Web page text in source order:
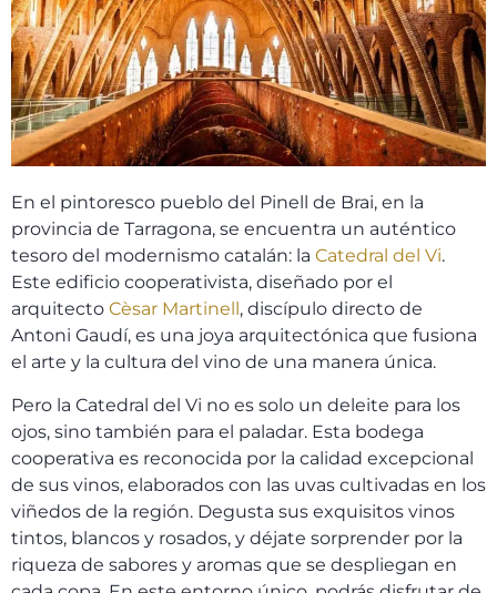
En el pintoresco pueblo del Pinell de Brai, en la
provincia de Tarragona, se encuentra un auténtico
tesoro del modernismo catalán: la Catedral del Vi.
Este edificio cooperativista, diseñado por el
arquitecto Cèsar Martinell , discípulo directo de
Antoni Gaudí, es una joya arquitectónica que fusiona
el arte y la cultura del vino de una manera única.
Pero la Catedral del Vi no es solo un deleite para los
ojos, sino también para el paladar. Esta bodega
cooperativa es reconocida por la calidad excepcional
de sus vinos, elaborados con las uvas cultivadas en los
viñedos de la región. Degusta sus exquisitos vinos
tintos, blancos y rosados, y déjate sorprender por la
riqueza de sabores y aromas que se despliegan en